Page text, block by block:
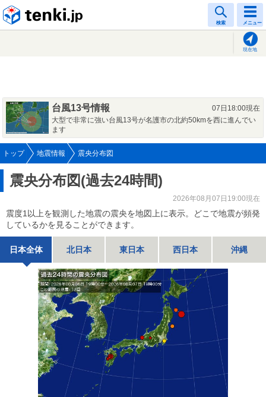
検索 メニュー
現在地
台風13号情報
07日18:00現在
大型で非常に強い台風13号が名護市の北約50kmを西に進んでい
ます
トップ 地震情報 震央分布図
震央分布図(過去24時間)
2026年08月07日19:00現在
震度1以上を観測した地震の震央を地図上に表示。どこで地震が頻発
しているかを見ることができます。
日本全体 北日本 東日本 西日本 沖縄